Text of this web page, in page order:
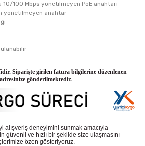
10/100 Mbps yönetilmeyen PoE anahtarı
yönetilmeyen anahtar
Siparişte girilen fatura bilgilerine düzenlenen
gönderilmektedir.
alışveriş deneyimini sunmak amacıyla
güvenli ve hızlı bir şekilde size ulaşmasını
özen gösteriyoruz.